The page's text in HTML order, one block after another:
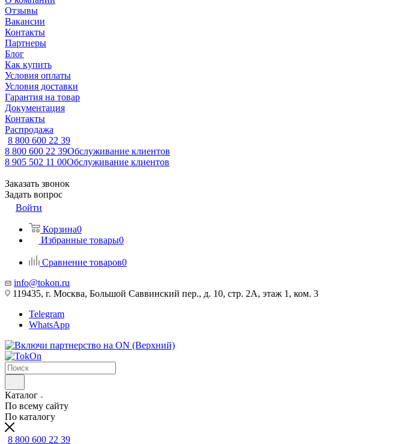
Отзывы
Вакансии
Контакты
Партнеры
Блог
Как купить
Условия оплаты
Условия доставки
Гарантия на товар
Документация
Контакты
Распродажа
8 800 600 22 39
8 800 600 22 39Обслуживание клиентов
8 905 502 11 00Обслуживание клиентов
Заказать звонок
Задать вопрос
Войти
Корзина0
Избранные товары0
Сравнение товаров0
info@tokon.ru
119435, г. Москва, Большой Саввинский пер., д. 10, стр. 2А, этаж 1, ком. 3
Telegram
WhatsApp
Каталог
По всему сайту
По каталогу
8 800 600 22 39